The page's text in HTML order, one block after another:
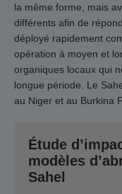
la même forme, mais
différents afin de
déployé rapidement
opération à moyen et
organiques locaux qui
longue période. Le
au Niger et au Burkina
Étude
modèles
Sahel